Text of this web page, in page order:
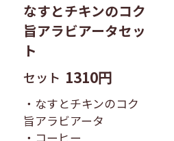
なすとチキンのコク
旨アラビアータセッ
ト
セット 1310円
・なすとチキンのコク
旨アラビアータ
・コーヒー